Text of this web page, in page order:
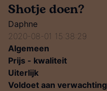
Shotje doen?
Daphne
2020-08-01 15:38:29
Algemeen
Prijs - kwaliteit
Uiterlijk
Voldoet aan verwachting